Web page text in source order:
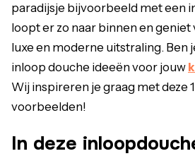
paradijsje bijvoorbeeld met een
loopt er zo naar binnen en
luxe en moderne uitstraling. Ben
inloop douche ideeën voor jouw
Wij inspireren je graag met deze
voorbeelden!
In deze